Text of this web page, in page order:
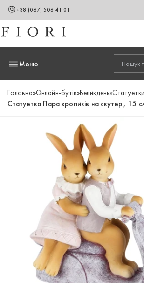
+38 (067) 506 41 01
Меню
Головна»Онлайн-бутік»Великдень»Статуетки
Статуетка Пара кроликів на скутері, 15